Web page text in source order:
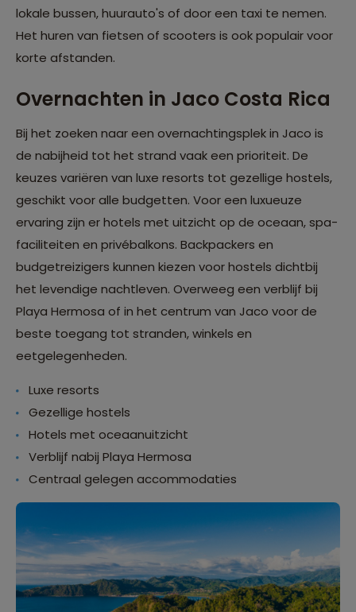
lokale bussen, huurauto's of door een taxi te nemen.
Het huren van fietsen of scooters is ook populair voor
korte afstanden.
Overnachten in Jaco Costa Rica
Bij het zoeken naar een overnachtingsplek in Jaco is
de nabijheid tot het strand vaak een prioriteit. De
keuzes variëren van luxe resorts tot gezellige hostels,
geschikt voor alle budgetten. Voor een luxueuze
ervaring zijn er hotels met uitzicht op de oceaan, spa-
faciliteiten en privébalkons. Backpackers en
budgetreizigers kunnen kiezen voor hostels dichtbij
het levendige nachtleven. Overweeg een verblijf bij
Playa Hermosa of in het centrum van Jaco voor de
beste toegang tot stranden, winkels en
eetgelegenheden.
Luxe resorts
Gezellige hostels
Hotels met oceaanuitzicht
Verblijf nabij Playa Hermosa
Centraal gelegen accommodaties